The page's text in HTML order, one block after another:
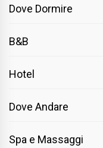
Dove Dormire
B&B
Hotel
Dove Andare
Spa e Massaggi